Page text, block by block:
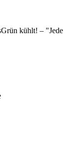
kühlt! – "Jede